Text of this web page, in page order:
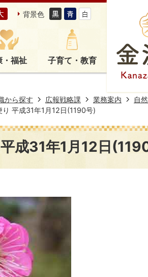
背景色
・福祉 子育て・教育
から探す 広報戦略課 業務案内 自
り 平成31年1月12日(1190号)
成31年1月12日